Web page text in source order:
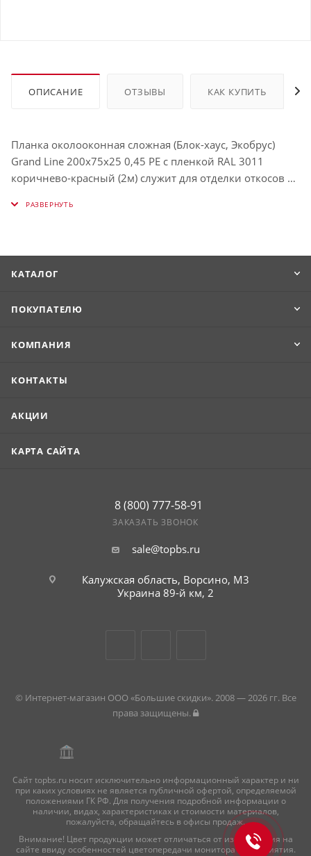
ОПИСАНИЕ ОТЗЫВЫ КАК КУПИТЬ
Планка околооконная сложная (Блок-хаус, Экобрус)
Grand Line 200х75х25 0,45 PE с пленкой RAL 3011
коричнево-красный (2м) служит для отделки откосов и
влаги и визуально выделяет его. Использование таких
КАТАЛОГ
ПОКУПАТЕЛЮ
КОМПАНИЯ
КОНТАКТЫ
АКЦИИ
КАРТА САЙТА
8 (800) 777-58-91
ЗАКАЗАТЬ ЗВОНОК
sale@topbs.ru
Калужская область, Ворсино, М3
Украина 89-й км, 2
© Интернет-магазин ООО «Большие скидки». 2008 — 2026 гг. Все
права защищены.
Сайт topbs.ru носит исключительно информационный характер и ни
при каких условиях не является публичной офертой, определяемой
положениями ГК РФ. Для получения подробной информации о
наличии, видах, характеристиках и стоимости материалов,
пожалуйста, обращайтесь в офисы продаж.
Внимание! Цвет продукции может отличаться от изображения на
сайте ввиду особенностей цветопередачи монитора и восприятия.